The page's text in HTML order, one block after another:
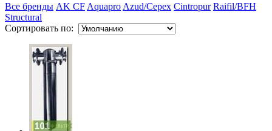
Все бренды AK CF Aquapro Azud/Cepex Cintropur Raifil/BFH
Structural
Сортировать по: